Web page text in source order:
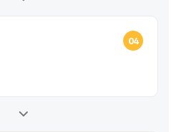
04